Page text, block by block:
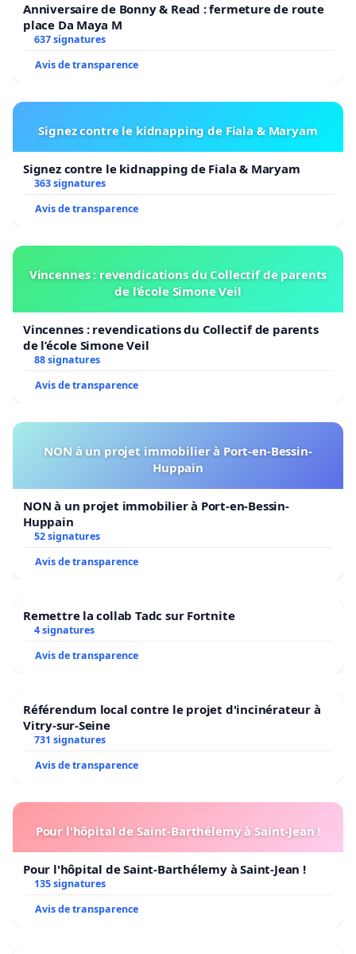
Anniversaire de Bonny & Read : fermeture de route
place Da Maya M
637 signatures
Avis de transparence
Signez contre le kidnapping de Fiala & Maryam
Signez contre le kidnapping de Fiala & Maryam
363 signatures
Avis de transparence
Vincennes : revendications du Collectif de parents
de l’école Simone Veil
Vincennes : revendications du Collectif de parents
de l’école Simone Veil
88 signatures
Avis de transparence
NON à un projet immobilier à Port-en-Bessin-
Huppain
NON à un projet immobilier à Port-en-Bessin-
Huppain
52 signatures
Avis de transparence
Remettre la collab Tadc sur Fortnite
4 signatures
Avis de transparence
Référendum local contre le projet d'incinérateur à
Vitry-sur-Seine
731 signatures
Avis de transparence
Pour l'hôpital de Saint-Barthélemy à Saint-Jean !
Pour l'hôpital de Saint-Barthélemy à Saint-Jean !
135 signatures
Avis de transparence